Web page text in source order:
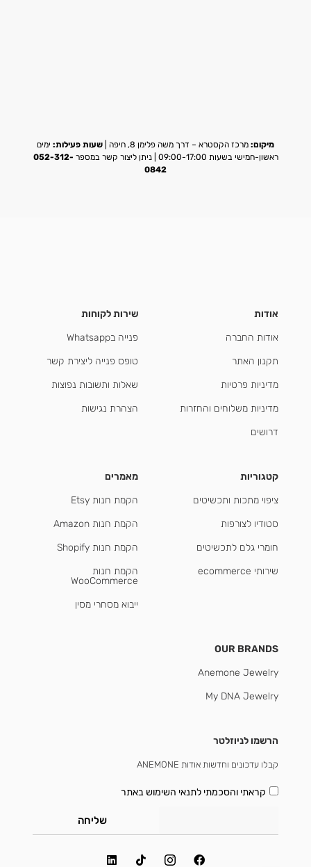
מיקום: מרכז הקסטרא – דרך משה פלימן 8, חיפה | שעות פעילות: ימים
ראשון-חמישי בשעות 09:00-17:00 | ניתן ליצור קשר במספר
052-312-
0842
אודות
אודות החברה
תקנון האתר
מדיניות פרטיות
מדיניות משלוחים והחזרות
דרושים
שירות לקוחות
פנייה בWhatsapp
טופס פנייה ליצירת קשר
שאלות ותשובות נפוצות
הצהרת נגישות
קטגוריות
ציפוי מתכות ותכשיטים
סטודיו לצורפות
חומרי גלם לתכשיטים
שירותי ecommerce
מאמרים
הקמת חנות Etsy
הקמת חנות Amazon
הקמת חנות Shopify
הקמת חנות
WooCommerce
ייבוא מסחרי מסין
OUR BRANDS
Anemone Jewelry
My DNA Jewelry
הרשמו לניוזלטר
קבלו עדכונים וחדשות אודות ANEMONE
קראתי והסכמתילתנאי השימוש באתר
שליחה